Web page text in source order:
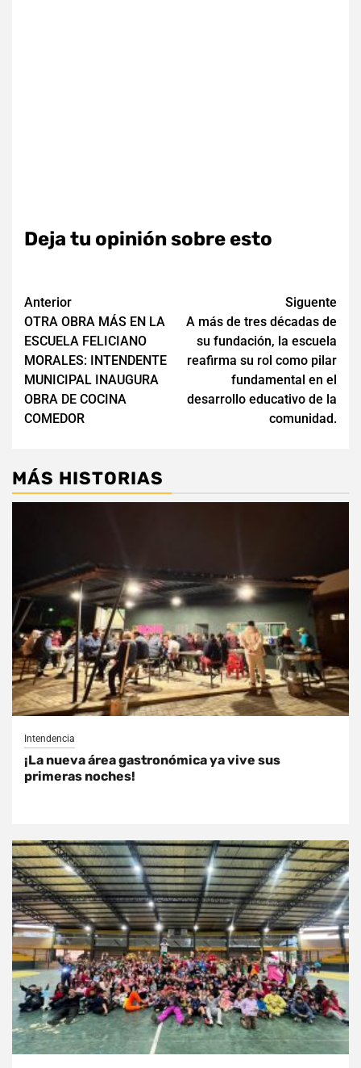
Deja tu opinión sobre esto
Navegación
de
entradas
Anterior
OTRA OBRA MÁS EN LA
ESCUELA FELICIANO
MORALES: INTENDENTE
MUNICIPAL INAUGURA
OBRA DE COCINA
COMEDOR
Siguente
A más de tres décadas de
su fundación, la escuela
reafirma su rol como pilar
fundamental en el
desarrollo educativo de la
comunidad.
MÁS HISTORIAS
Intendencia
¡La nueva área gastronómica ya vive sus
primeras noches!